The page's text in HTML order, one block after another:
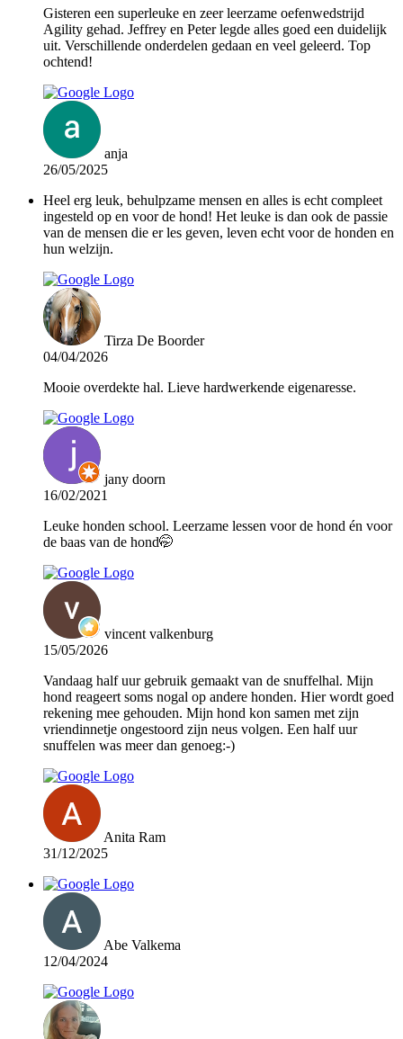
Gisteren een superleuke en zeer leerzame oefenwedstrijd
Agility gehad. Jeffrey en Peter legde alles goed een duidelijk
uit. Verschillende onderdelen gedaan en veel geleerd. Top
ochtend!
anja
26/05/2025
Heel erg leuk, behulpzame mensen en alles is echt compleet
ingesteld op en voor de hond! Het leuke is dan ook de passie
van de mensen die er les geven, leven echt voor de honden en
hun welzijn.
Tirza De Boorder
04/04/2026
Mooie overdekte hal. Lieve hardwerkende eigenaresse.
jany doorn
16/02/2021
Leuke honden school. Leerzame lessen voor de hond én voor
de baas van de hond🤭
vincent valkenburg
15/05/2026
Vandaag half uur gebruik gemaakt van de snuffelhal. Mijn
hond reageert soms nogal op andere honden. Hier wordt goed
rekening mee gehouden. Mijn hond kon samen met zijn
vriendinnetje ongestoord zijn neus volgen. Een half uur
snuffelen was meer dan genoeg:-)
Anita Ram
31/12/2025
Abe Valkema
12/04/2024